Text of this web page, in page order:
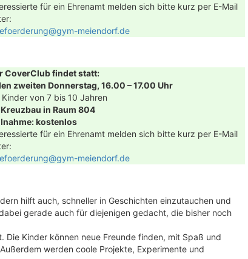
für ein Ehrenamt melden sich bitte kurz per E-Mail
meiendorf.de
CoverClub findet statt:
zweiten Donnerstag, 16.00 – 17.00 Uhr
von 7 bis 10 Jahren
in Raum 804
kostenlos
für ein Ehrenamt melden sich bitte kurz per E-Mail
meiendorf.de
hilft auch, schneller in Geschichten einzutauchen und
gerade auch für diejenigen gedacht, die bisher noch
Kinder können neue Freunde finden, mit Spaß und
werden coole Projekte, Experimente und